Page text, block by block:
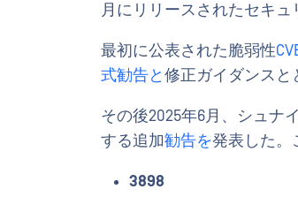
月にリリースされたセキュ
最初に公表された脆弱性
式勧告と修正ガイダンスと
その後2025年6月、シュナ
する追加勧告を発表した。
3898